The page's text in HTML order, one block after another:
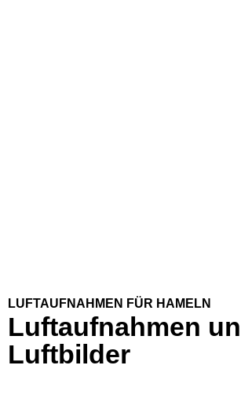
LUFTAUFNAHMEN FÜR HAMELN
Luftaufnahmen
Luftbilder